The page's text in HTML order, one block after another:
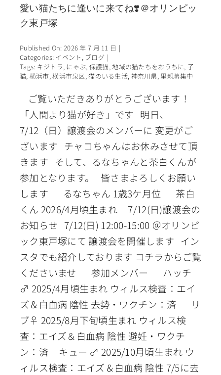
愛い猫たちに逢いに来てね❣️＠オリンピッ
ク東戸塚
Published On: 2026 年 7 月 11 日 |
Categories: イベント , ブログ |
Tags: キジトラ, にゃぶ, 保護猫,地域の猫たちをおうちに,子
猫, 横浜市,横浜市泉区,猫のいる生活, 神奈川県, 里親募集中
ご覧いただきありがとうございます！
「人間より猫が好き」です 明日、
7/12（日）譲渡会のメンバーに 変更がご
ざいます チャコちゃんはお休みさせて頂
きます そして、るなちゃんと茶白くんが
参加となります。 皆さまよろしくお願い
します るなちゃん 1歳3ケ月位 茶白
くん 2026/4月頃生まれ 7/12(日)譲渡会の
お知らせ 7/12(日) 12:00-15:00 ＠オリンピ
ック東戸塚にて 譲渡会を開催します イン
スタでも紹介しております コチラからご覧
くださいませ 参加メンバー ハッチ
♂ 2025/4月頃生まれ ウィルス検査：エイ
ズ＆白血病 陰性 去勢・ワクチン：済 リ
ブ♀ 2025/8月下旬頃生まれ ウィルス検
査：エイズ＆白血病 陰性 避妊・ワクチ
ン：済 キュー ♂ 2025/10月頃生まれ ウ
ィルス検査：エイズ＆白血病 陰性 7/5に去